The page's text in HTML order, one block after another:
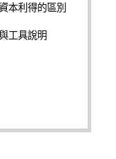
本利得的區別
工具說明